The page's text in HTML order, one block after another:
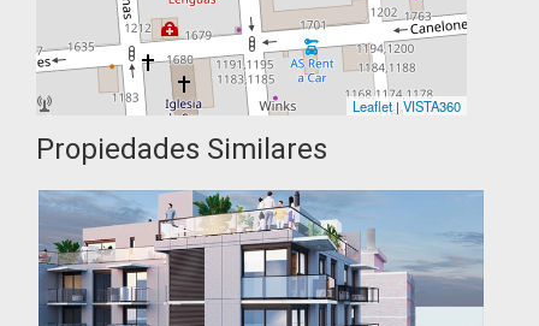
Leaflet|VISTA360
Propiedades Similares